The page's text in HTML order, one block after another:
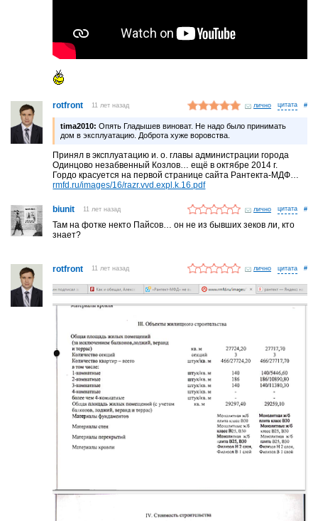
rotfront 11 лет назад лично #
tima2010: Опять Гладышев виноват. Не надо было принимать
дом в эксплуатацию. Доброта хуже воровства.
Принял в эксплуатацию и. о. главы администрации города
Одинцово незабвенный Козлов… ещё в октябре 2014 г.
Гордо красуется на первой странице сайта Рантекта-МДФ…
rmfd.ru/images/16/razr.vvd.expl.k.16.pdf
biunit 11 лет назад лично #
Там на фотке некто Пайсов… он не из бывших зеков ли, кто
знает?
rotfront 11 лет назад лично #